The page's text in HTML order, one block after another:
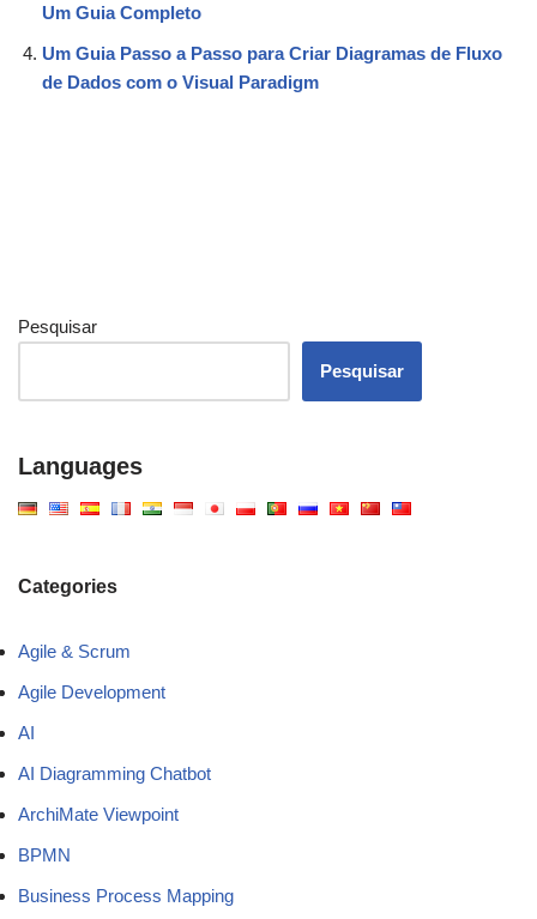
Um Guia Completo
Um Guia Passo a Passo para Criar Diagramas de Fluxo
de Dados com o Visual Paradigm
Pesquisar
Pesquisar
Languages
Categories
Agile & Scrum
Agile Development
AI
AI Diagramming Chatbot
ArchiMate Viewpoint
BPMN
Business Process Mapping